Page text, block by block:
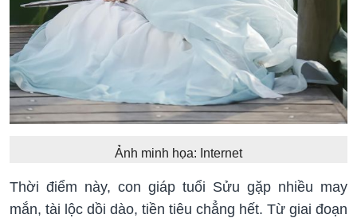
Ảnh minh họa: Internet
Thời điểm này, con giáp tuổi Sửu gặp nhiều may
mắn, tài lộc dồi dào, tiền tiêu chẳng hết. Từ giai đoạn